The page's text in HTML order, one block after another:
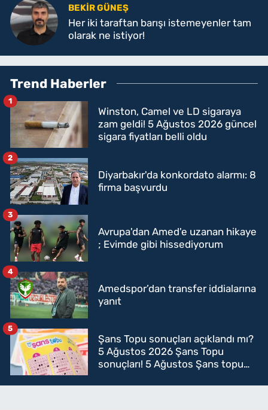
BEKIR GÜNEŞ
Her iki taraftan barışı istemeyenler tam
olarak ne istiyor!
Trend Haberler
Winston, Camel ve LD sigaraya
zam geldi! 5 Ağustos 2026 güncel
sigara fiyatları belli oldu
1
Diyarbakır'da konkordato alarmı: 8
firma başvurdu
2
Avrupa'dan Amed'e uzanan hikaye
; Evimde gibi hissediyorum
3
Amedspor’dan transfer iddialarına
yanıt
4
Şans Topu sonuçları açıklandı mı?
5 Ağustos 2026 Şans Topu
sonuçları! 5 Ağustos Şans topu
5